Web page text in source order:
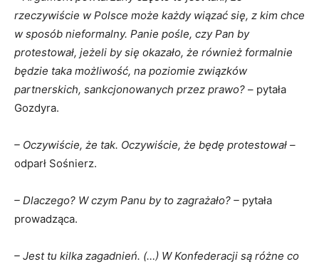
rzeczywiście w Polsce może każdy wiązać się, z kim chce
w sposób nieformalny. Panie pośle, czy Pan by
protestował, jeżeli by się okazało, że również formalnie
będzie taka możliwość, na poziomie związków
partnerskich, sankcjonowanych przez prawo? – pytała
Gozdyra.
– Oczywiście, że tak. Oczywiście, że będę protestował –
odparł Sośnierz.
– Dlaczego? W czym Panu by to zagrażało? – pytała
prowadząca.
– Jest tu kilka zagadnień. (…) W Konfederacji są różne co